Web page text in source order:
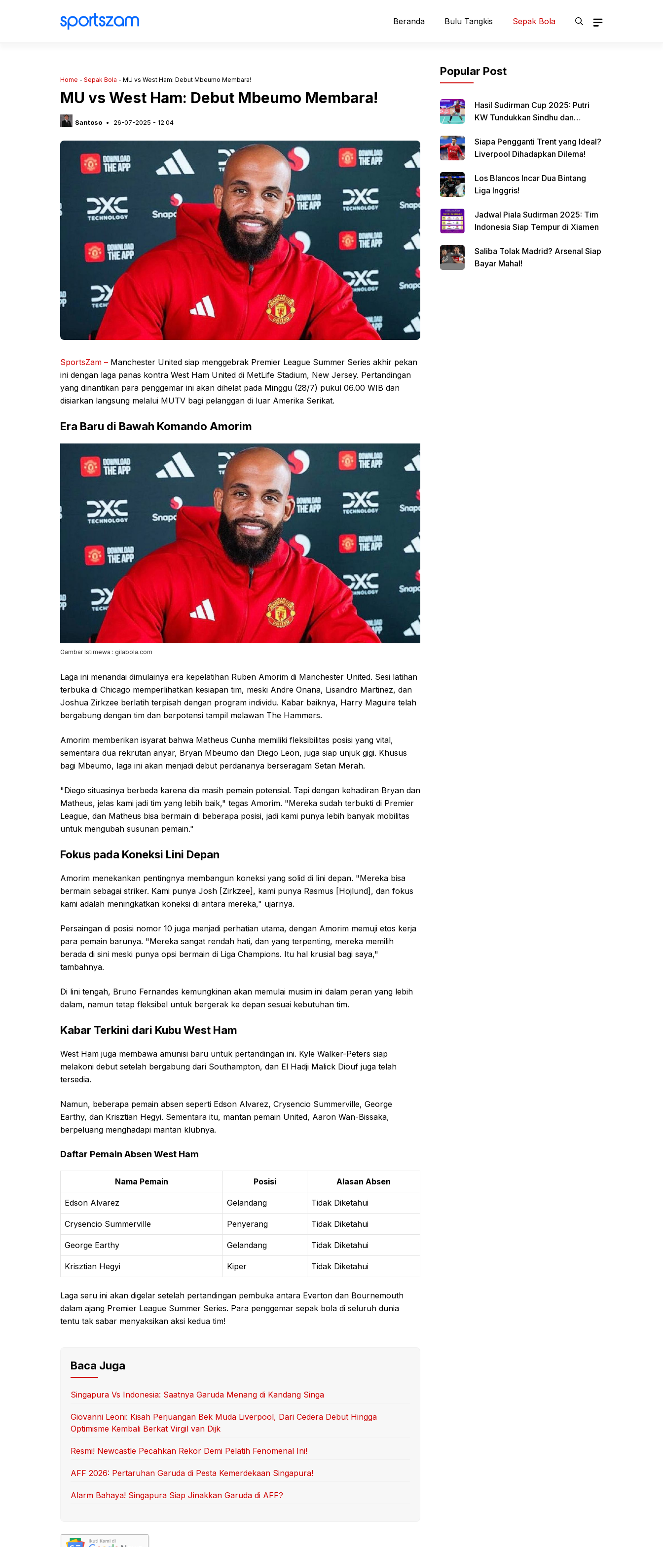
Beranda Bulu Tangkis Sepak Bola
Home - Sepak Bola - MU vs West Ham: Debut Mbeumo Membara!
MU vs West Ham: Debut Mbeumo Membara!
Santoso 26-07-2025 - 12.04
SportsZam – Manchester United siap menggebrak Premier League Summer Series akhir pekan
ini dengan laga panas kontra West Ham United di MetLife Stadium, New Jersey. Pertandingan
yang dinantikan para penggemar ini akan dihelat pada Minggu (28/7) pukul 06.00 WIB dan
disiarkan langsung melalui MUTV bagi pelanggan di luar Amerika Serikat.
Era Baru di Bawah Komando Amorim
Gambar Istimewa : gilabola.com
Laga ini menandai dimulainya era kepelatihan Ruben Amorim di Manchester United. Sesi latihan
terbuka di Chicago memperlihatkan kesiapan tim, meski Andre Onana, Lisandro Martinez, dan
Joshua Zirkzee berlatih terpisah dengan program individu. Kabar baiknya, Harry Maguire telah
bergabung dengan tim dan berpotensi tampil melawan The Hammers.
Amorim memberikan isyarat bahwa Matheus Cunha memiliki fleksibilitas posisi yang vital,
sementara dua rekrutan anyar, Bryan Mbeumo dan Diego Leon, juga siap unjuk gigi. Khusus
bagi Mbeumo, laga ini akan menjadi debut perdananya berseragam Setan Merah.
"Diego situasinya berbeda karena dia masih pemain potensial. Tapi dengan kehadiran Bryan dan
Matheus, jelas kami jadi tim yang lebih baik," tegas Amorim. "Mereka sudah terbukti di Premier
League, dan Matheus bisa bermain di beberapa posisi, jadi kami punya lebih banyak mobilitas
untuk mengubah susunan pemain."
Fokus pada Koneksi Lini Depan
Amorim menekankan pentingnya membangun koneksi yang solid di lini depan. "Mereka bisa
bermain sebagai striker. Kami punya Josh [Zirkzee], kami punya Rasmus [Hojlund], dan fokus
kami adalah meningkatkan koneksi di antara mereka," ujarnya.
Persaingan di posisi nomor 10 juga menjadi perhatian utama, dengan Amorim memuji etos kerja
para pemain barunya. "Mereka sangat rendah hati, dan yang terpenting, mereka memilih
berada di sini meski punya opsi bermain di Liga Champions. Itu hal krusial bagi saya,"
tambahnya.
Di lini tengah, Bruno Fernandes kemungkinan akan memulai musim ini dalam peran yang lebih
dalam, namun tetap fleksibel untuk bergerak ke depan sesuai kebutuhan tim.
Kabar Terkini dari Kubu West Ham
West Ham juga membawa amunisi baru untuk pertandingan ini. Kyle Walker-Peters siap
melakoni debut setelah bergabung dari Southampton, dan El Hadji Malick Diouf juga telah
tersedia.
Namun, beberapa pemain absen seperti Edson Alvarez, Crysencio Summerville, George
Earthy, dan Krisztian Hegyi. Sementara itu, mantan pemain United, Aaron Wan-Bissaka,
berpeluang menghadapi mantan klubnya.
Daftar Pemain Absen West Ham
Nama Pemain Posisi Alasan Absen
Edson Alvarez Gelandang Tidak Diketahui
Crysencio Summerville Penyerang Tidak Diketahui
George Earthy Gelandang Tidak Diketahui
Krisztian Hegyi Kiper Tidak Diketahui
Laga seru ini akan digelar setelah pertandingan pembuka antara Everton dan Bournemouth
dalam ajang Premier League Summer Series. Para penggemar sepak bola di seluruh dunia
tentu tak sabar menyaksikan aksi kedua tim!
Baca Juga
Singapura Vs Indonesia: Saatnya Garuda Menang di Kandang Singa
Giovanni Leoni: Kisah Perjuangan Bek Muda Liverpool, Dari Cedera Debut Hingga
Optimisme Kembali Berkat Virgil van Dijk
Resmi! Newcastle Pecahkan Rekor Demi Pelatih Fenomenal Ini!
AFF 2026: Pertaruhan Garuda di Pesta Kemerdekaan Singapura!
Alarm Bahaya! Singapura Siap Jinakkan Garuda di AFF?
Popular Post
Hasil Sudirman Cup 2025: Putri
KW Tundukkan Sindhu dan
Siapa Pengganti Trent yang Ideal?
Liverpool Dihadapkan Dilema!
Los Blancos Incar Dua Bintang
Liga Inggris!
Jadwal Piala Sudirman 2025: Tim
Indonesia Siap Tempur di Xiamen
Saliba Tolak Madrid? Arsenal Siap
Bayar Mahal!